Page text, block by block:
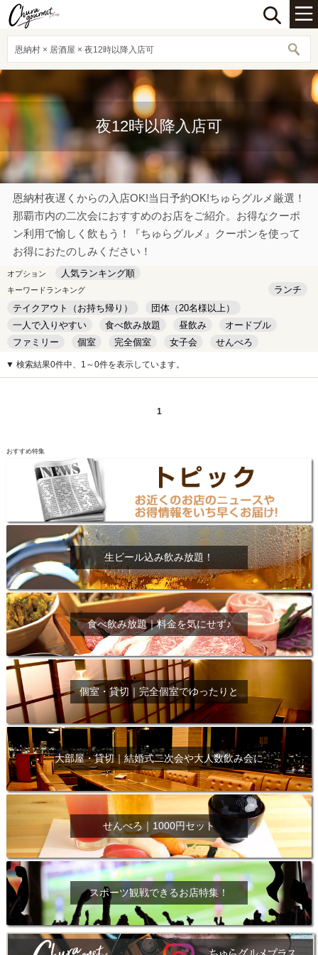
恩納村 × 居酒屋 × 夜12時以降入店可
夜12時以降入店可
恩納村夜遅くからの入店OK!当日予約OK!ちゅらグルメ厳選！
那覇市内の二次会におすすめのお店をご紹介。お得なクーポ
ン利用で愉しく飲もう！『ちゅらグルメ』クーポンを使って
お得におたのしみください！
オプション 人気ランキング順
キーワードランキング
ランチ
テイクアウト（お持ち帰り）
団体（20名様以上）
一人で入りやすい
食べ飲み放題 昼飲み
オードブル
ファミリー
個室 完全個室 女子会
せんべろ
キッズルーム
安い デート
▼ 検索結果0件中、1～0件を表示しています。
1
おすすめ特集
生ビール込み飲み放題！
食べ飲み放題｜料金を気にせず♪
個室・貸切｜完全個室でゆったりと
大部屋・貸切｜結婚式二次会や大人数飲み会に
せんべろ｜1000円セット
スポーツ観戦できるお店特集！